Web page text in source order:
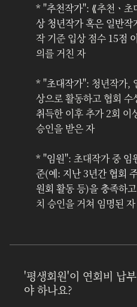
* "추천작가": ⟪추천ㆍ초
상 청년작가 혹은 일반작
작 기준 입상 점수 15점
의를 거친 자
* "초대작가": 청년작가,
상으로 활동하고 협회 수
취득한 이후 추가 2회 이
승인을 받은 자
* "임원": 초대작가 중 임
준(예: 지난 3년간 협회
원회 활동 등)을 충족하
치 승인을 거쳐 임명된 자
'평생회원'이 연회비 납
야 하나요?